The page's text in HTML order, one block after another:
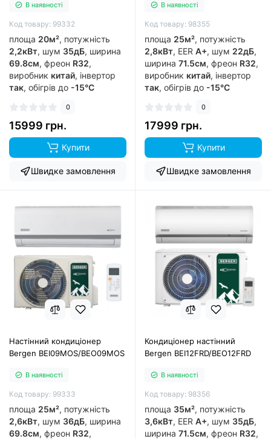
В наявності
Код товару: 99332
площа 20м², потужність
2,2кВт, шум 35дБ, ширина
69.8см, фреон R32,
виробник китай, інвертор
так, обігрів до -15°C
0
15999 грн.
Купити
Швидке замовлення
В наявності
Код товару: 98355
площа 25м², потужність
2,8кВт, EER A+, шум 22дБ,
ширина 71.5см, фреон R32,
виробник китай, інвертор
так, обігрів до -15°C
0
17999 грн.
Купити
Швидке замовлення
Настінний кондиціонер
Bergen BEI09MOS/BEO09MOS
В наявності
Код товару: 99333
площа 25м², потужність
2,6кВт, шум 36дБ, ширина
69.8см, фреон R32,
Кондиціонер настінний
Bergen BEI12FRD/BEO12FRD
В наявності
Код товару: 98356
площа 35м², потужність
3,6кВт, EER A+, шум 35дБ,
ширина 71.5см, фреон R32,